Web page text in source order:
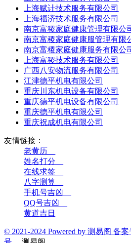
上海赋计技术服务有限公司
上海福济技术服务有限公司
南京富稷家庭健康管理有限公
南京富稷家庭健康服管理有限
南京富稷家庭健康服务有限公
上海富稷技术服务有限公司
广西八安物流服务有限公司
江津德平机电有限公司
重庆川东机电设备有限公司
重庆德平机电设备有限公司
重庆德平机电有限公司
重庆祝成机电有限公司
友情链接：
老黄历__
姓名打分__
在线求签__
八字测算__
手机号吉凶__
QQ号吉凶__
黄道吉日
© 2021-2024 Powered by 测易阁 备